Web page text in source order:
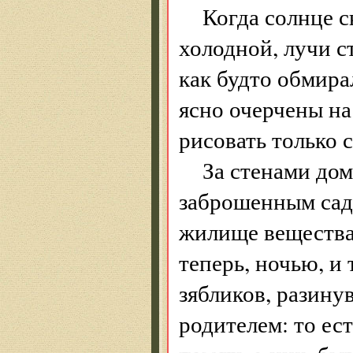
Когда солнце
холодной, лучи
как будто
ясно очерчены
рисовать только
За стенами
заброшенным
жилище
теперь, ночью, и
зябликов,
родителем: то